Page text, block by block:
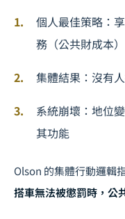
個人最佳策略：
務（公共財成本）
集體結果：沒有
系統崩壞：地位
其功能
Olson 的集體行動邏輯
搭車無法被懲罰時，公